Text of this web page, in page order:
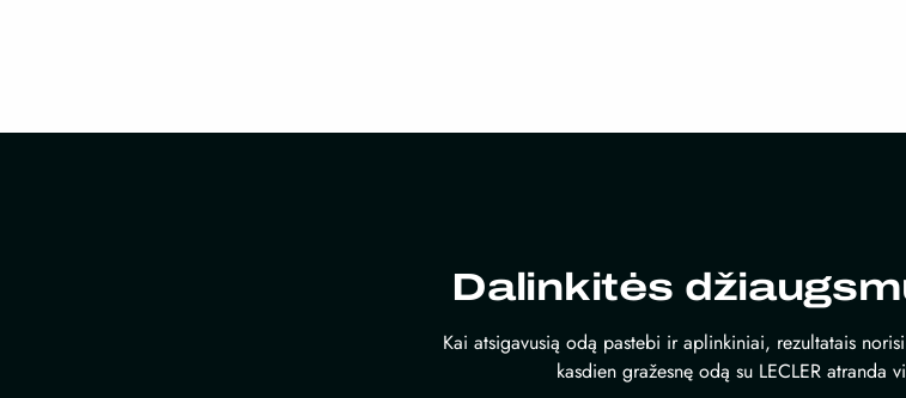
Dalinkitės
Kai atsigavusią odą pastebi ir aplinkiniai, rezultatais
kasdien gražesnę odą su LECLER atranda